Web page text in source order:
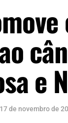
e
17 de novembro de